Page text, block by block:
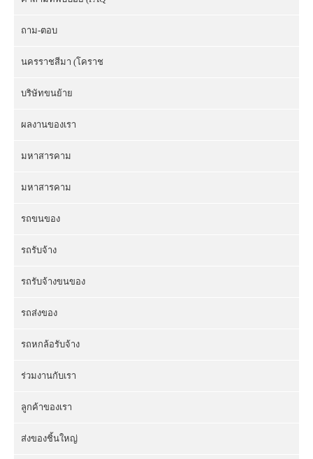
ถาม-ตอบ
นครราชสีมา (โคราช
บริษัทขนย้าย
ผลงานของเรา
มหาสารคาม
มหาสารคาม
รถขนของ
รถรับจ้าง
รถรับจ้างขนของ
รถส่งของ
รถหกล้อรับจ้าง
ร่วมงานกับเรา
ลูกค้าของเรา
ส่งของชิ้นใหญ่